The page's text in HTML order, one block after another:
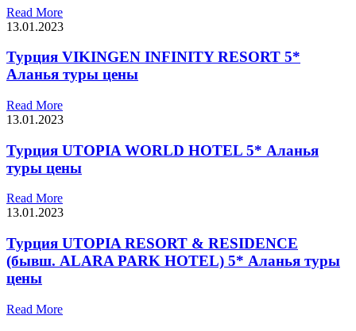
Read More
13.01.2023
Турция VIKINGEN INFINITY RESORT 5*
Аланья туры цены
Read More
13.01.2023
Турция UTOPIA WORLD HOTEL 5* Аланья
туры цены
Read More
13.01.2023
Турция UTOPIA RESORT & RESIDENCE
(бывш. ALARA PARK HOTEL) 5* Аланья туры
цены
Read More